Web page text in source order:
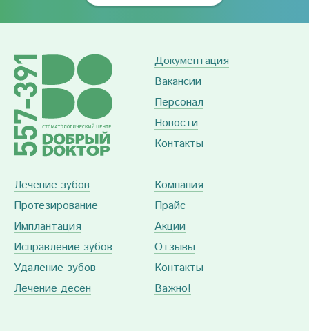
Документация
Вакансии
Персонал
Новости
Контакты
Лечение зубов
Протезирование
Имплантация
Исправление зубов
Удаление зубов
Лечение десен
Компания
Прайс
Акции
Отзывы
Контакты
Важно!